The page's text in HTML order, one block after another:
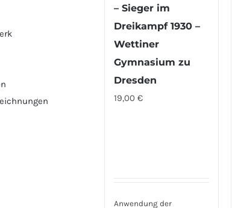
– Sieger im
Dreikampf 1930 –
Wettiner
Gymnasium zu
Dresden
19,00€
Anwendung der